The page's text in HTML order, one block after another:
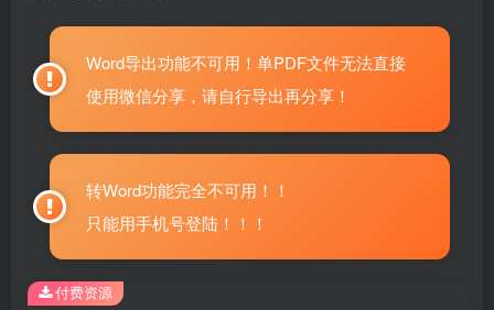
Word导出功能不可用！单PDF文件无法直接
使用微信分享，请自行导出再分享！
转Word功能完全不可用！！
只能用手机号登陆！！！
付费资源